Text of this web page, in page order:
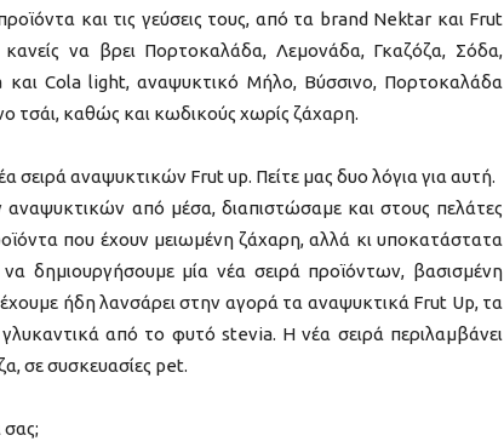
και τις γεύσεις τους, από τα brand Nektar και Frut
κανείς να βρει Πορτοκαλάδα, Λεμονάδα, Γκαζόζα, Σόδα,
και Cola light, αναψυκτικό Μήλο, Βύσσινο, Πορτοκαλάδα
τσάι, καθώς και κωδικούς χωρίς ζάχαρη.
σειρά αναψυκτικών Frut up. Πείτε μας δυο λόγια για αυτή.
από μέσα, διαπιστώσαμε και στους πελάτες
που έχουν μειωμένη ζάχαρη, αλλά κι υποκατάστατα
δημιουργήσουμε μία νέα σειρά προϊόντων, βασισμένη
ήδη λανσάρει στην αγορά τα αναψυκτικά Frut Up, τα
από το φυτό stevia. Η νέα σειρά περιλαμβάνει
σε συσκευασίες pet.
σας;